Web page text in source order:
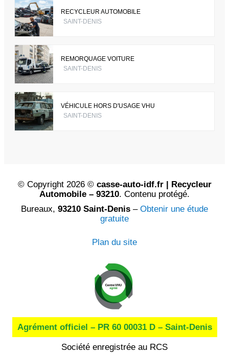
RECYCLEUR AUTOMOBILE
SAINT-DENIS
REMORQUAGE VOITURE
SAINT-DENIS
VÉHICULE HORS D'USAGE VHU
SAINT-DENIS
© Copyright 2026 © casse-auto-idf.fr | Recycleur
Automobile – 93210. Contenu protégé.
Bureaux, 93210 Saint-Denis – Obtenir une étude
gratuite
Plan du site
Agrément officiel – PR 60 00031 D – Saint-Denis
Société enregistrée au RCS